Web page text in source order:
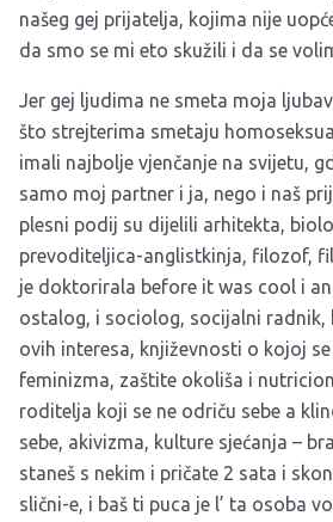
našeg gej prijatelja, kojima nije
da smo se mi eto skužili i da se
Jer gej ljudima ne smeta moja
što strejterima smetaju
imali najbolje vjenčanje na svijetu,
samo moj partner i ja, nego i naš
plesni podij su dijelili arhitekta,
prevoditeljica-anglistkinja, filozof,
je doktorirala before it was cool i
ostalog, i sociolog, socijalni radnik,
ovih interesa, književnosti o kojoj
feminizma, zaštite okoliša i
roditelja koji se ne odriču sebe a
sebe, akivizma, kulture sjećanja –
staneš s nekim i pričate 2 sata i
slični-e, i baš ti puca je l’ ta osoba